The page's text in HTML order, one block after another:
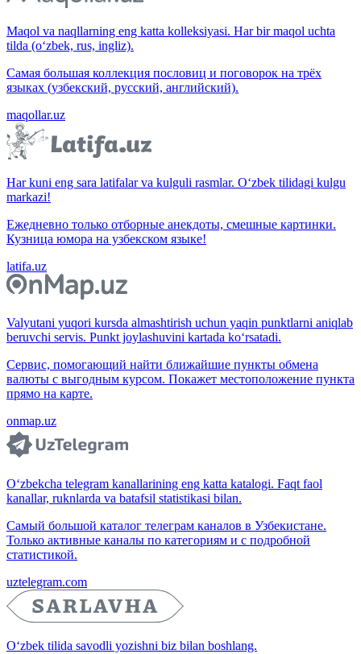
Maqol va naqllarning eng katta kolleksiyasi. Har bir maqol uchta
tilda (o‘zbek, rus, ingliz).
Самая большая коллекция пословиц и поговорок на трёх
языках (узбекский, русский, английский).
maqollar.uz
Har kuni eng sara latifalar va kulguli rasmlar. O‘zbek tilidagi kulgu
markazi!
Ежедневно только отборные анекдоты, смешные картинки.
Кузница юмора на узбекском языке!
latifa.uz
Valyutani yuqori kursda almashtirish uchun yaqin punktlarni aniqlab
beruvchi servis. Punkt joylashuvini kartada ko‘rsatadi.
Сервис, помогающий найти ближайшие пункты обмена
валюты с выгодным курсом. Покажет местоположение пункта
прямо на карте.
onmap.uz
O‘zbekcha telegram kanallarining eng katta katalogi. Faqt faol
kanallar, ruknlarda va batafsil statistikasi bilan.
Самый большой каталог телеграм каналов в Узбекистане.
Только активные каналы по категориям и с подробной
статистикой.
uztelegram.com
O‘zbek tilida savodli yozishni biz bilan boshlang.